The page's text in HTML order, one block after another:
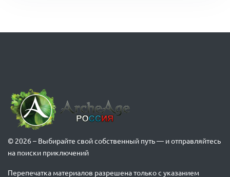
© 2026 – Выбирайте свой собственный путь — и отправляйтесь
на поиски приключений
Перепечатка материалов разрешена только с указанием